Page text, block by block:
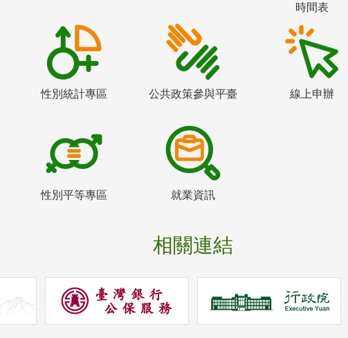
時間表
性別統計專區 公共政策參與平臺 線上申辦
性別平等專區 就業資訊
相關連結